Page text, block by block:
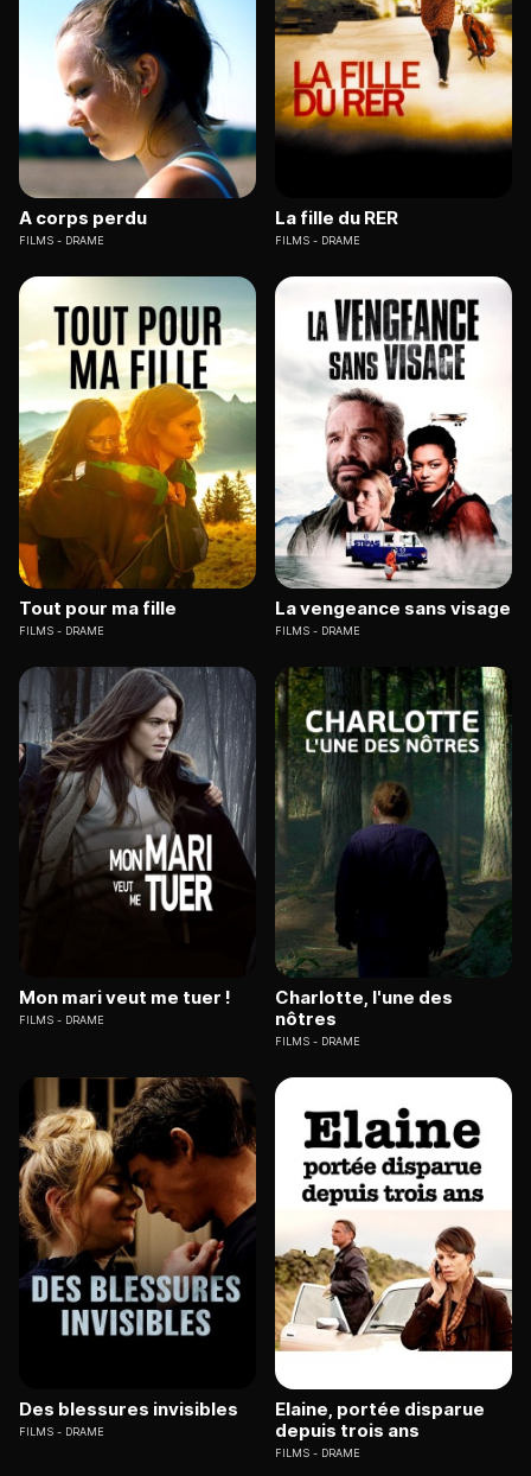
A corps perdu
FILMS DRAME
La fille du RER
FILMS DRAME
Tout pour ma fille
FILMS DRAME
La vengeance sans visage
FILMS DRAME
Mon mari veut me tuer !
FILMS DRAME
Charlotte, l'une des
nôtres
FILMS DRAME
Des blessures invisibles
FILMS DRAME
Elaine, portée disparue
depuis trois ans
FILMS DRAME